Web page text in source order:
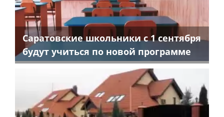
Саратовские школьники с 1 сентября
будут учиться по новой программе